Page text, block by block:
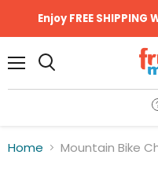
Enjoy FREE SHIPPING
Home Mountain Bike